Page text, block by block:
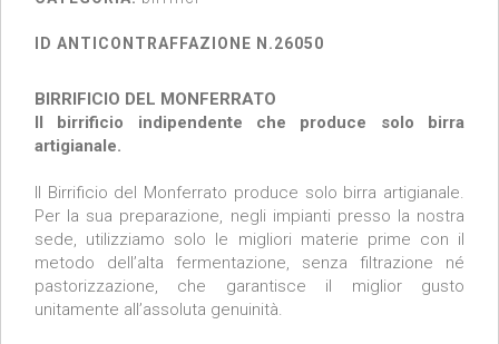
ID ANTICONTRAFFAZIONE N.26050
BIRRIFICIO DEL MONFERRATO
Il birrificio indipendente che produce solo birra
artigianale.
Il Birrificio del Monferrato produce solo birra artigianale.
Per la sua preparazione, negli impianti presso la nostra
sede, utilizziamo solo le migliori materie prime con il
metodo dell’alta fermentazione, senza filtrazione né
pastorizzazione, che garantisce il miglior gusto
unitamente all’assoluta genuinità.